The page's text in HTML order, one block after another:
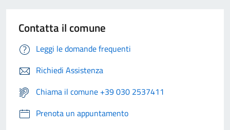
Contatta il comune
Leggi le domande frequenti
Richiedi Assistenza
Chiama il comune +39 030 2537411
Prenota un appuntamento